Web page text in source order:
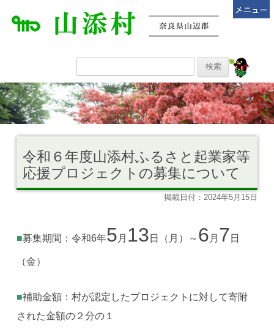
令和６年度山添村ふるさと起業家等
応援プロジェクトの募集について
掲載日付：2024年5月15日
■募集期間：令和6年5 月 13 日（月）～ 6 月 7 日
（金）
■補助金額：村が認定したプロジェクトに対して寄附
された金額の２分の１